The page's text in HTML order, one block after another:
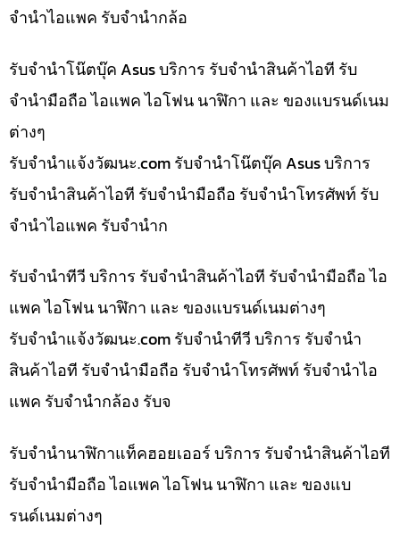
จำนำไอแพค รับจำนำกล้อ
รับจำนำโน๊ตบุ๊ค Asus บริการ รับจำนำสินค้าไอที รับ
จำนำมือถือ ไอแพค ไอโฟน นาฬิกา และ ของแบรนด์เนม
ต่างๆ
รับจํานําแจ้งวัฒนะ.com รับจำนำโน๊ตบุ๊ค Asus บริการ
รับจำนำสินค้าไอที รับจำนำมือถือ รับจำนำโทรศัพท์ รับ
จำนำไอแพค รับจำนำก
รับจำนำทีวี บริการ รับจำนำสินค้าไอที รับจำนำมือถือ ไอ
แพค ไอโฟน นาฬิกา และ ของแบรนด์เนมต่างๆ
รับจํานําแจ้งวัฒนะ.com รับจำนำทีวี บริการ รับจำนำ
สินค้าไอที รับจำนำมือถือ รับจำนำโทรศัพท์ รับจำนำไอ
แพค รับจำนำกล้อง รับจ
รับจำนำนาฬิกาแท็คฮอยเออร์ บริการ รับจำนำสินค้าไอที
รับจำนำมือถือ ไอแพค ไอโฟน นาฬิกา และ ของแบ
รนด์เนมต่างๆ